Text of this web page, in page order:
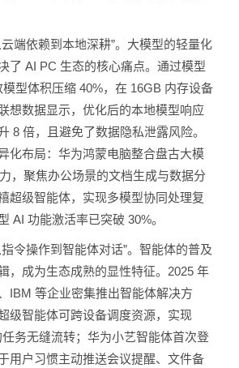
依赖到本地深耕”。大模型的轻量化
了 AI PC 生态的核心痛点。通过模型
型体积压缩 40%，在 16GB 内存设备
想数据显示，优化后的本地模型响应
8 倍，且避免了数据隐私泄露风险。
化布局：华为鸿蒙电脑整合盘古大模
，聚焦办公场景的文档生成与数据分
超级智能体，实现多模型协同处理复
AI 功能激活率已突破 30%。
操作到智能体对话”。智能体的普及
，成为生态成熟的显性特征。2025 年
IBM 等企业密集推出智能体解决方
级智能体可跨设备调度资源，实现
务无缝流转；华为小艺智能体首次登
用户习惯主动推送会议提醒、文件备